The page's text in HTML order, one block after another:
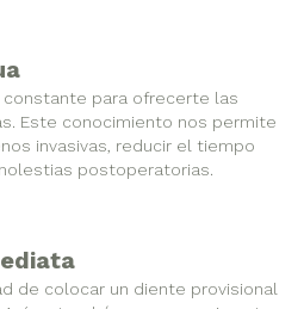
para ofrecerte las
Este conocimiento nos permite
invasivas, reducir el tiempo
postoperatorias.
de colocar un diente provisional